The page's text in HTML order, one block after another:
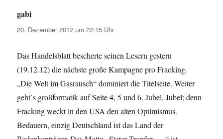
gabi
20. Dezember 2012 um 22:15 Uhr
Das Handelsblatt bescherte seinen Lesern gestern
(19.12.12) die nächste große Kampagne pro Fracking.
„Die Welt im Gasrausch“ dominiert die Titelseite. Weiter
geht`s großformatik auf Seite 4, 5 und 6. Jubel, Jubel; denn
Fracking weckt in den USA den alten Optimismus.
Bedauern, einzig Deutschland ist das Land der